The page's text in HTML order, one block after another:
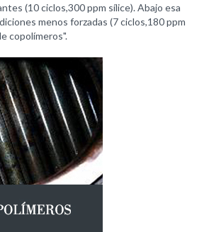
(10 ciclos,300 ppm sílice). Abajo esa
menos forzadas (7 ciclos,180 ppm
copolímeros".